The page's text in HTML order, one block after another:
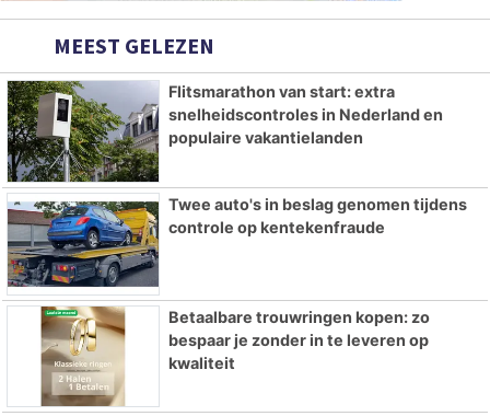
MEEST GELEZEN
Flitsmarathon van start: extra
snelheidscontroles in Nederland en
populaire vakantielanden
Twee auto's in beslag genomen tijdens
controle op kentekenfraude
Betaalbare trouwringen kopen: zo
bespaar je zonder in te leveren op
kwaliteit